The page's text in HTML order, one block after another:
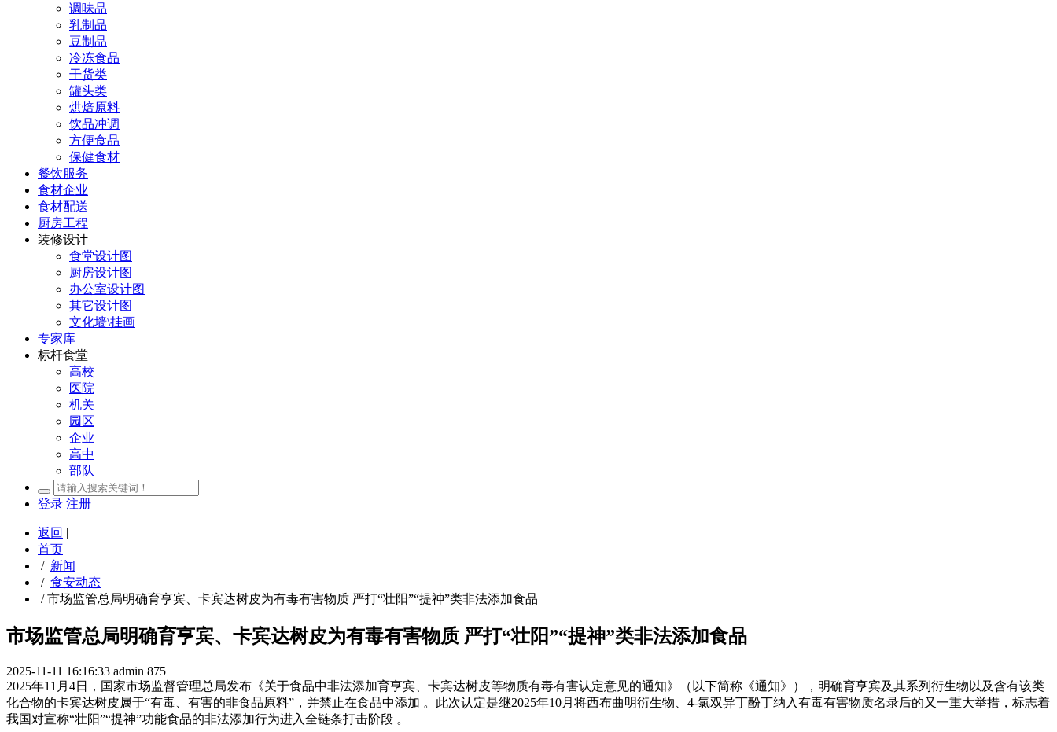
调味品
乳制品
豆制品
冷冻食品
干货类
罐头类
烘焙原料
饮品冲调
方便食品
保健食材
餐饮服务
食材企业
食材配送
厨房工程
装修设计
食堂设计图
厨房设计图
办公室设计图
其它设计图
文化墙\挂画
专家库
标杆食堂
高校
医院
机关
园区
企业
高中
部队
登录 注册
返回 |
首页
/ 新闻
/ 食安动态
/市场监管总局明确育亨宾、卡宾达树皮为有毒有害物质 严打“壮阳”“提神”类非法添加食品
市场监管总局明确育亨宾、卡宾达树皮为有毒有害物质 严打“壮阳”“提神”类非法添加食品
2025-11-11 16:16:33 admin 875
2025年11月4日，国家市场监督管理总局发布《关于食品中非法添加育亨宾、卡宾达树皮等物质有毒有害认定意见的通知》（以下简称《通知》），明确育亨宾及其系列衍生物以及含有该类
化合物的卡宾达树皮属于“有毒、有害的非食品原料”，并禁止在食品中添加 。此次认定是继2025年10月将西布曲明衍生物、4-氯双异丁酚丁纳入有毒有害物质名录后的又一重大举措，标志着
我国对宣称“壮阳”“提神”功能食品的非法添加行为进入全链条打击阶段 。